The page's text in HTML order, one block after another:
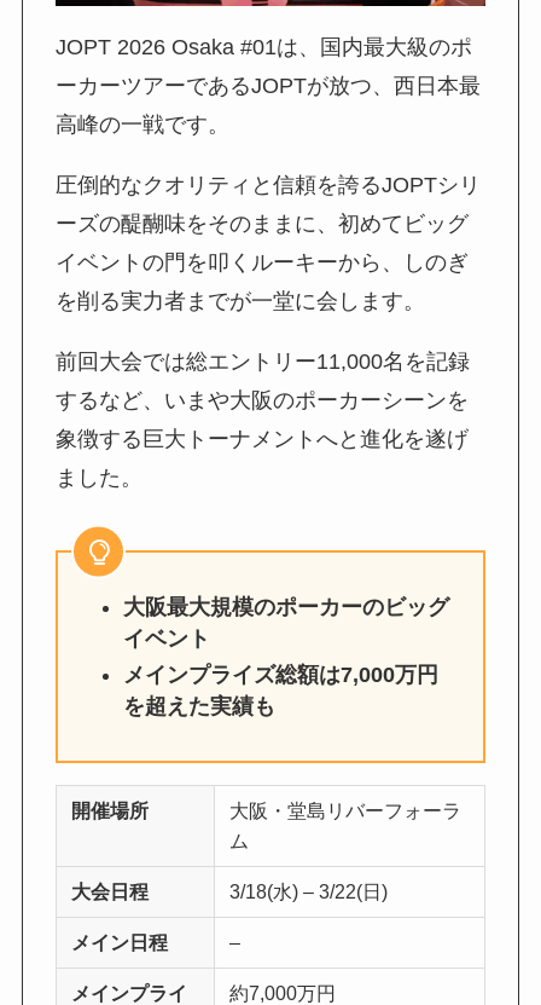
JOPT 2026 Osaka #01は、国内最大級のポ
ーカーツアーであるJOPTが放つ、西日本最
高峰の一戦です。
圧倒的なクオリティと信頼を誇るJOPTシリ
ーズの醍醐味をそのままに、初めてビッグ
イベントの門を叩くルーキーから、しのぎ
を削る実力者までが一堂に会します。
前回大会では総エントリー11,000名を記録
するなど、いまや大阪のポーカーシーンを
象徴する巨大トーナメントへと進化を遂げ
ました。
大阪最大規模のポーカーのビッグ
イベント
メインプライズ総額は7,000万円
を超えた実績も
開催場所
大阪・堂島リバーフォーラ
ム
大会日程 3/18(水) – 3/22(日)
メイン日程 –
メインプライ
約7,000万円